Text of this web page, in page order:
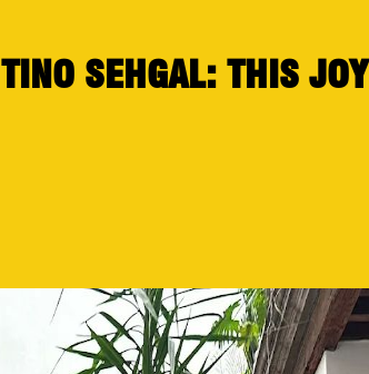
TINO SEHGAL: THIS JOY